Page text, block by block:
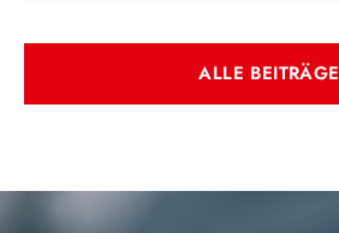
ALLE BEITRÄGE